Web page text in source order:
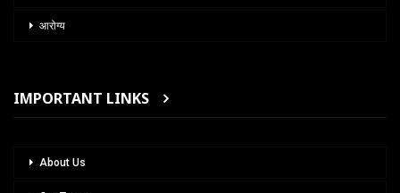
आरोग्य
IMPORTANT LINKS
About Us